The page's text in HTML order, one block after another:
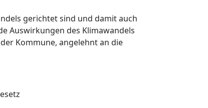
gerichtet sind und damit auch
Auswirkungen des Klimawandels
Kommune, angelehnt an die